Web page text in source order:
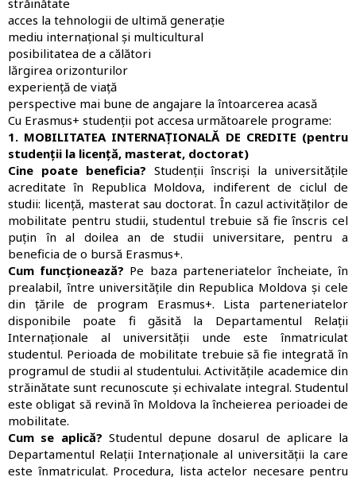
acces la tehnologii de ultimă generație
mediu internațional și multicultural
posibilitatea de a călători
lărgirea orizonturilor
experiență de viață
perspective mai bune de angajare la întoarcerea acasă
Cu Erasmus+ studenții pot accesa următoarele programe:
1. MOBILITATEA INTERNAȚIONALĂ DE CREDITE (pentru
studenții la licență, masterat, doctorat)
Cine poate beneficia? Studenții înscriși la universitățile
acreditate în Republica Moldova, indiferent de ciclul de
studii: licență, masterat sau doctorat. În cazul activităților de
mobilitate pentru studii, studentul trebuie să fie înscris cel
puțin în al doilea an de studii universitare, pentru a
beneficia de o bursă Erasmus+.
Cum funcționează? Pe baza parteneriatelor încheiate, în
prealabil, între universitățile din Republica Moldova și cele
din țările de program Erasmus+. Lista parteneriatelor
disponibile poate fi găsită la Departamentul Relații
Internaționale al universității unde este înmatriculat
studentul. Perioada de mobilitate trebuie să fie integrată în
programul de studii al studentului. Activitățile academice din
străinătate sunt recunoscute și echivalate integral. Studentul
este obligat să revină în Moldova la încheierea perioadei de
mobilitate.
Cum se aplică? Studentul depune dosarul de aplicare la
Departamentul Relații Internaționale al universității la care
este înmatriculat. Procedura, lista actelor necesare pentru